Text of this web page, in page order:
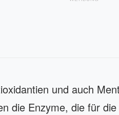
und auch
die Enzyme, die für